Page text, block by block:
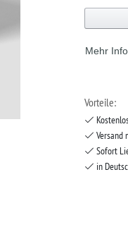
Mehr
Vorteile:
Versand
Sofort
in